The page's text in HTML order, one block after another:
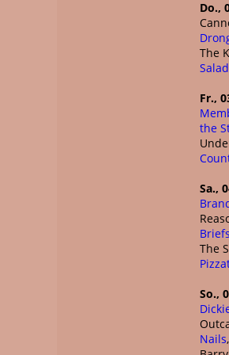
Do.,
The
Salad
Fr.,
the
Sa.,
Briefs
The
So.,
Nails,